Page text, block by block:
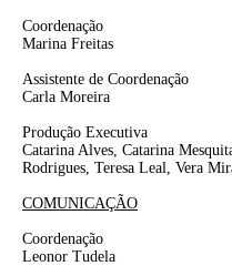
Coordenação
Marina Freitas
Assistente de Coordenação
Carla Moreira
Produção Executiva
Catarina Alves, Catarina
Rodrigues, Teresa Leal, Vera
COMUNICAÇÃO
Coordenação
Leonor Tudela